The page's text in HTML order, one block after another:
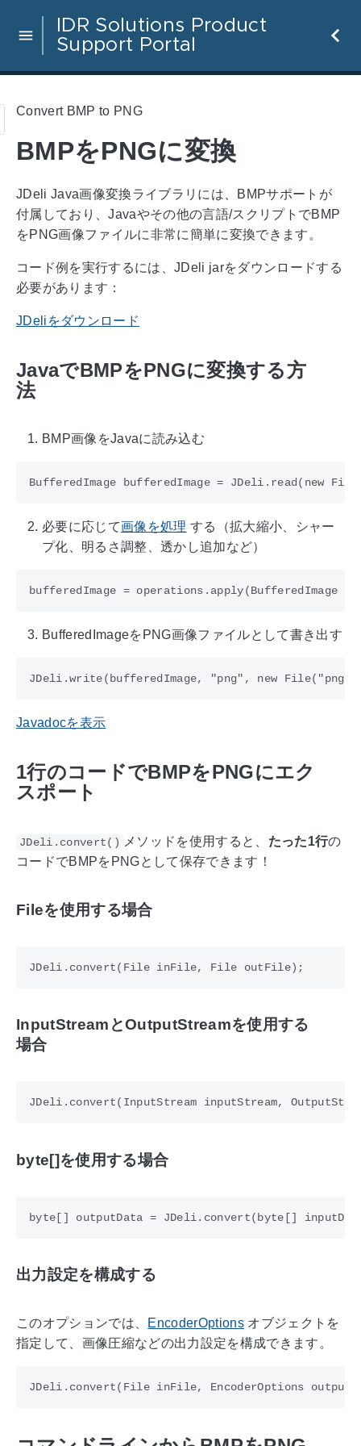
IDR Solutions Product
Support Portal
Convert BMP to PNG
BMPをPNGに変換
JDeli Java画像変換ライブラリには、BMPサポートが
付属しており、Javaやその他の言語/スクリプトでBMP
をPNG画像ファイルに非常に簡単に変換できます。
コード例を実行するには、JDeli jarをダウンロードする
必要があります：
JDeliをダウンロード
JavaでBMPをPNGに変換する方
法
BMP画像をJavaに読み込む
必要に応じて画像を処理 する（拡大縮小、シャー
プ化、明るさ調整、透かし追加など）
BufferedImageをPNG画像ファイルとして書き出す
Javadocを表示
1行のコードでBMPをPNGにエク
スポート
JDeli.convert() メソッドを使用すると、 たった1行の
コードでBMPをPNGとして保存できます！
Fileを使用する場合
InputStreamとOutputStreamを使用する
場合
byte[]を使用する場合
出力設定を構成する
このオプションでは、 EncoderOptionsオブジェクトを
指定して、画像圧縮などの出力設定を構成できます。